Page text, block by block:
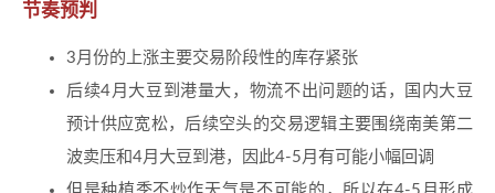
节奏预判
3月份的上涨主要交易阶段性的库存紧张
后续4月大豆到港量大，物流不出问题的话，国内大豆
预计供应宽松，后续空头的交易逻辑主要围绕南美第二
波卖压和4月大豆到港，因此4-5月有可能小幅回调